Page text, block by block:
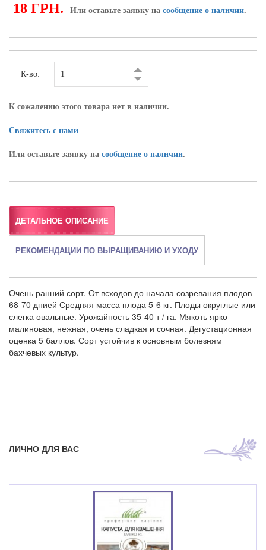
18 ГРН. Или оставьте заявку на сообщение о наличии.
К-во:
К сожалению этого товара нет в наличии.
Свяжитесь с нами
Или оставьте заявку на сообщение о наличии.
ДЕТАЛЬНОЕ ОПИСАНИЕ
РЕКОМЕНДАЦИИ ПО ВЫРАЩИВАНИЮ И УХОДУ
Очень ранний сорт. От всходов до начала созревания плодов
68-70 днией Средняя масса плода 5-6 кг. Плоды округлые или
слегка овальные. Урожайность 35-40 т / га. Мякоть ярко
малиновая, нежная, очень сладкая и сочная. Дегустационная
оценка 5 баллов. Сорт устойчив к основным болезням
бахчевых культур.
ЛИЧНО ДЛЯ ВАС